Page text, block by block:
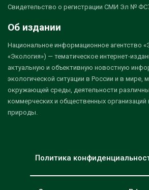
Свидетельство о регистрации СМИ Эл №
Об издании
Национальное информационное агентство
«Экология») — тематическое интернет-
актуальную и объективную новостную
экологической ситуации в России и в мире,
окружающей среды, деятельности
коммерческих и общественных
природы.
Политика